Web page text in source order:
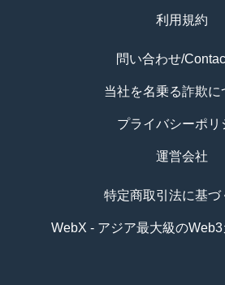
利用規約
問い合わせ/
当社を名乗る詐欺に
プライバシーポリ
運営会社
特定商取引法に基づ
WebX - アジア最大級の